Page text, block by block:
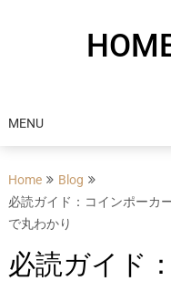
MENU
Home
Blog
必読ガイド：コインポーカ
で丸わかり
必読ガイド